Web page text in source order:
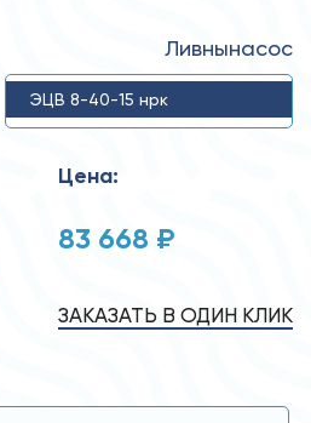
Ливнынасос
ЭЦВ 8-40-15 нрк
Цена:
83 668 ₽
ЗАКАЗАТЬ В ОДИН КЛИК